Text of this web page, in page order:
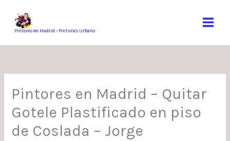
contenidoPintores en Madrid - Pinturas Urbano
Pintores en Madrid – Quitar
Gotele Plastificado en piso
de Coslada – Jorge